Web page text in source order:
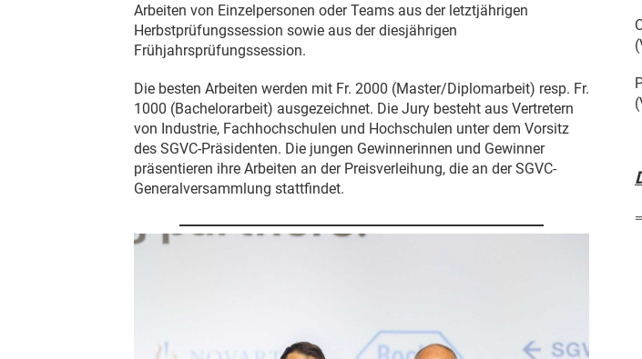
Arbeiten von Einzelpersonen oder Teams aus der letztjährigen
Herbstprüfungssession sowie aus der diesjährigen
Frühjahrsprüfungssession.
Die besten Arbeiten werden mit Fr. 2000 (Master/Diplomarbeit) resp. Fr.
1000 (Bachelorarbeit) ausgezeichnet. Die Jury besteht aus Vertretern
von Industrie, Fachhochschulen und Hochschulen unter dem Vorsitz
des SGVC-Präsidenten. Die jungen Gewinnerinnen und Gewinner
präsentieren ihre Arbeiten an der Preisverleihung, die an der SGVC-
Generalversammlung stattfindet.